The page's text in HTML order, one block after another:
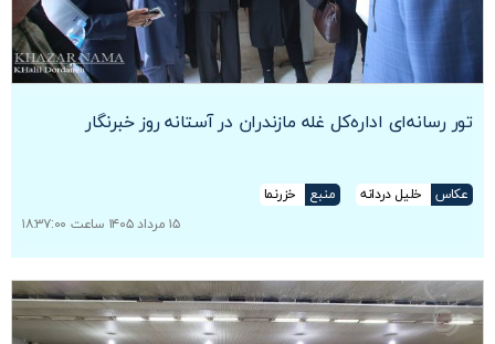
تور رسانه‌ای اداره‌کل غله مازندران در آستانه روز خبرنگار
عکاس خلیل دردانه منبع
خزرنما
۱۵ مرداد ۱۴۰۵ ساعت ۱۸:۳۷:۰۰